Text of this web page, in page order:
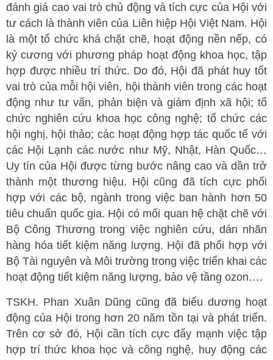
đánh giá cao vai trò chủ động và tích cực của Hội với
tư cách là thành viên của Liên hiệp Hội Việt Nam. Hội
là một tổ chức khá chặt chẽ, hoạt động nền nếp, có
kỷ cương với phương pháp hoạt động khoa học, tập
hợp được nhiều trí thức. Do đó, Hội đã phát huy tốt
vai trò của mỗi hội viên, hội thành viên trong các hoạt
động như tư vấn, phản biện và giám định xã hội; tổ
chức nghiên cứu khoa học công nghệ; tổ chức các
hội nghị, hội thảo; các hoạt động hợp tác quốc tế với
các Hội Lạnh các nước như Mỹ, Nhật, Hàn Quốc…
Uy tín của Hội được từng bước nâng cao và dần trở
thành một thương hiệu. Hội cũng đã tích cực phối
hợp với các bộ, ngành trong việc ban hành hơn 50
tiêu chuẩn quốc gia. Hội có mối quan hệ chặt chẽ với
Bộ Công Thương trong việc nghiên cứu, dán nhãn
hàng hóa tiết kiệm năng lượng. Hội đã phối hợp với
Bộ Tài nguyên và Môi trường trong việc triển khai các
hoạt động tiết kiệm năng lượng, bảo vệ tầng ozon….
TSKH. Phan Xuân Dũng cũng đã biểu dương hoạt
động của Hội trong hơn 20 năm tồn tại và phát triển.
Trên cơ sở đó, Hội cần tích cực đẩy mạnh việc tập
hợp trí thức khoa học và công nghệ, huy động các